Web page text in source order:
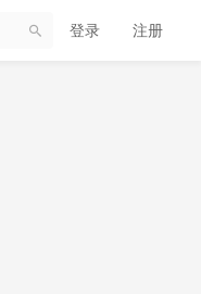
登录 注册